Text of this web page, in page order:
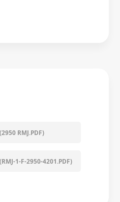
(2950 RMJ.PDF)
(RMJ-1-F-2950-4201.PDF)